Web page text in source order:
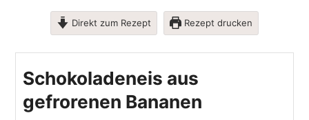
Direkt zum Rezept Rezept drucken
Schokoladeneis aus
gefrorenen Bananen